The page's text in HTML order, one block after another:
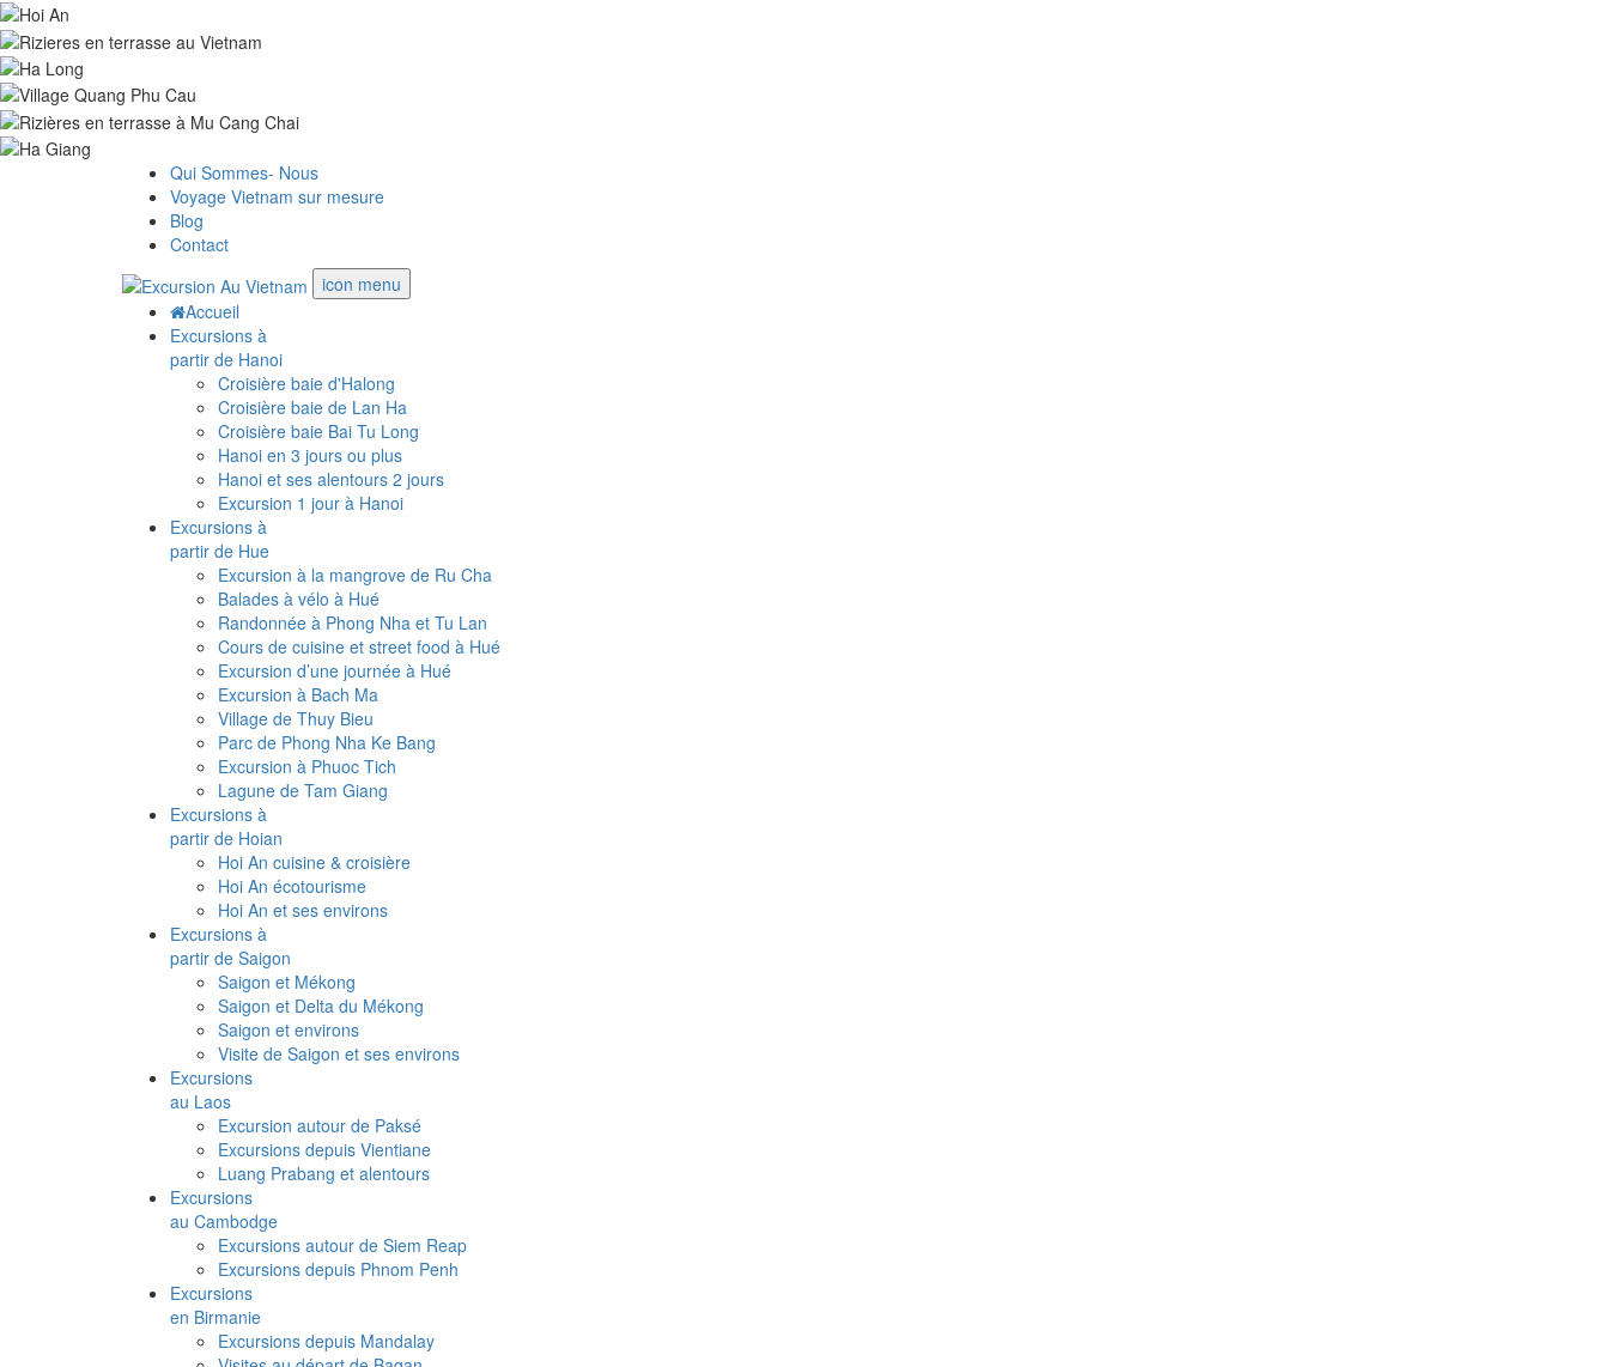
Qui Sommes- Nous
Voyage Vietnam sur mesure
Blog
Contact
icon menu
Accueil
Excursions à
partir de Hanoi
Croisière baie d'Halong
Croisière baie de Lan Ha
Croisière baie Bai Tu Long
Hanoi en 3 jours ou plus
Hanoi et ses alentours 2 jours
Excursion 1 jour à Hanoi
Excursions à
partir de Hue
Excursion à la mangrove de Ru Cha
Balades à vélo à Hué
Randonnée à Phong Nha et Tu Lan
Cours de cuisine et street food à Hué
Excursion d’une journée à Hué
Excursion à Bach Ma
Village de Thuy Bieu
Parc de Phong Nha Ke Bang
Excursion à Phuoc Tich
Lagune de Tam Giang
Excursions à
partir de Hoian
Hoi An cuisine & croisière
Hoi An écotourisme
Hoi An et ses environs
Excursions à
partir de Saigon
Saigon et Mékong
Saigon et Delta du Mékong
Saigon et environs
Visite de Saigon et ses environs
Excursions
au Laos
Excursion autour de Paksé
Excursions depuis Vientiane
Luang Prabang et alentours
Excursions
au Cambodge
Excursions autour de Siem Reap
Excursions depuis Phnom Penh
Excursions
en Birmanie
Excursions depuis Mandalay